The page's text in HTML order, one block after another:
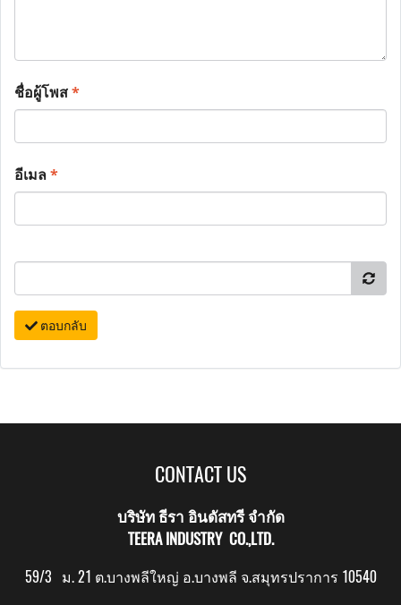
ชื่อผู้โพส*
อีเมล*
ตอบกลับ
CONTACT US
บริษัท ธีรา อินดัสทรี จำกัด
TEERA INDUSTRY CO.,LTD.
59/3 ม. 21 ต.บางพลีใหญ่ อ.บางพลี จ.สมุทรปราการ 10540